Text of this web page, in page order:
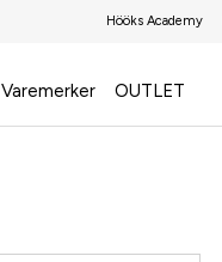
Hööks Academy
Varemerker OUTLET